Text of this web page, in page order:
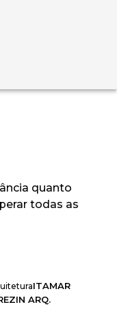
quanto
todas as
ITAMAR
ARQ.